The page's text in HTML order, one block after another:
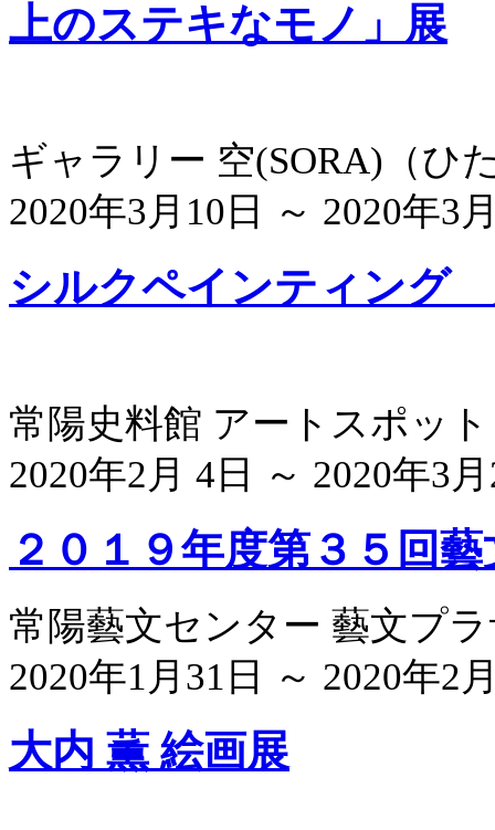
上のステキなモノ」展
ギャラリー 空(SORA) （ひ
2020年3月10日 ～ 2020年3
シルクペインティング
常陽史料館 アートスポット
2020年2月 4日 ～ 2020年3
２０１９年度第３５回
常陽藝文センター 藝文プ
2020年1月31日 ～ 2020年2
大内 薫 絵画展